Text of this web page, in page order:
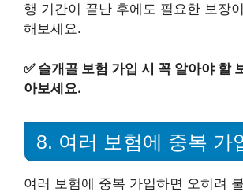
행 기간이 끝난 후에도 필요한 보장
해보세요.
✅ 슬개골 보험 가입 시 꼭 알아야 할
아보세요.
8. 여러 보험에 중복 가
여러 보험에 중복 가입하면 오히려